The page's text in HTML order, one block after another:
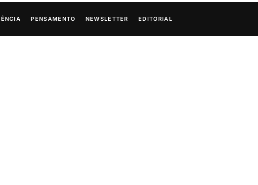
PENSAMENTO NEWSLETTER EDITORIAL